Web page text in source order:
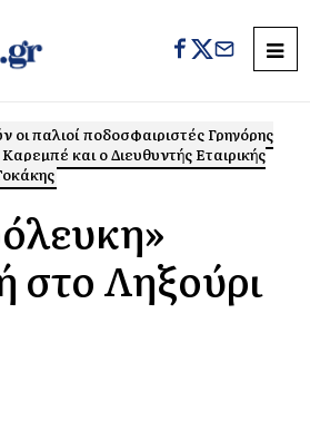
παλιοί ποδοσφαιριστές Γρηγόρης
και ο Διευθυντής Εταιρικής
στο Ληξούρι